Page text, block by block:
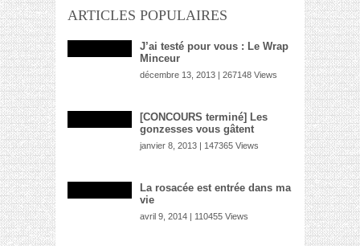
ARTICLES POPULAIRES
J’ai testé pour vous : Le Wrap
Minceur
décembre 13, 2013 | 267148 Views
[CONCOURS terminé] Les
gonzesses vous gâtent
janvier 8, 2013 | 147365 Views
La rosacée est entrée dans ma
vie
avril 9, 2014 | 110455 Views